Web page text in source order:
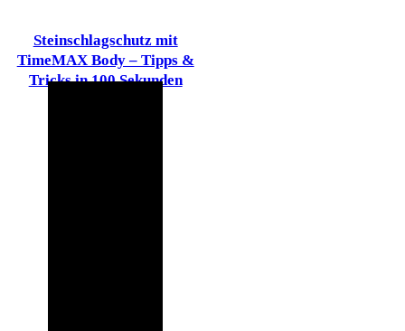
Steinschlagschutz mit
TimeMAX Body – Tipps &
Tricks in 100 Sekunden